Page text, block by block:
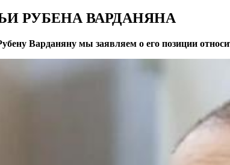
РУБЕНА ВАРДАНЯНА
Варданяну мы заявляем о его позиции